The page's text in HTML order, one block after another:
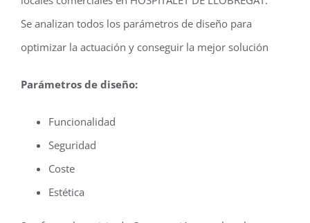
Se analizan todos los parámetros de diseño para
optimizar la actuación y conseguir la mejor solución
Parámetros de diseño:
Funcionalidad
Seguridad
Coste
Estética